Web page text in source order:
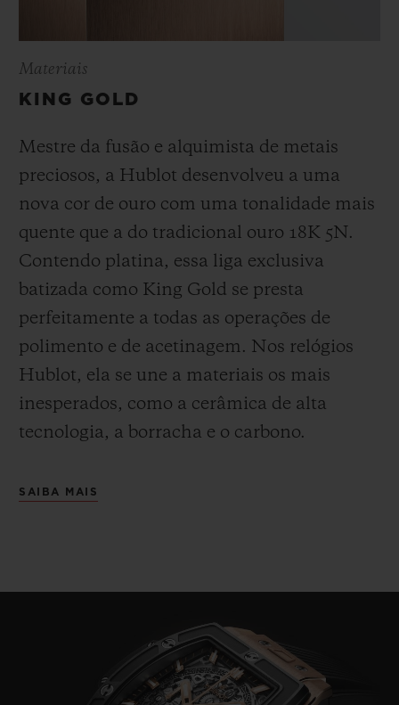
Materiais
KING GOLD
Mestre da fusão e alquimista de metais
preciosos, a Hublot desenvolveu a uma
nova cor de ouro com uma tonalidade mais
quente que a do tradicional ouro 18K 5N.
Contendo platina, essa liga exclusiva
batizada como King Gold se presta
perfeitamente a todas as operações de
polimento e de acetinagem. Nos relógios
Hublot, ela se une a materiais os mais
inesperados, como a cerâmica de alta
tecnologia, a borracha e o carbono.
SAIBA MAIS